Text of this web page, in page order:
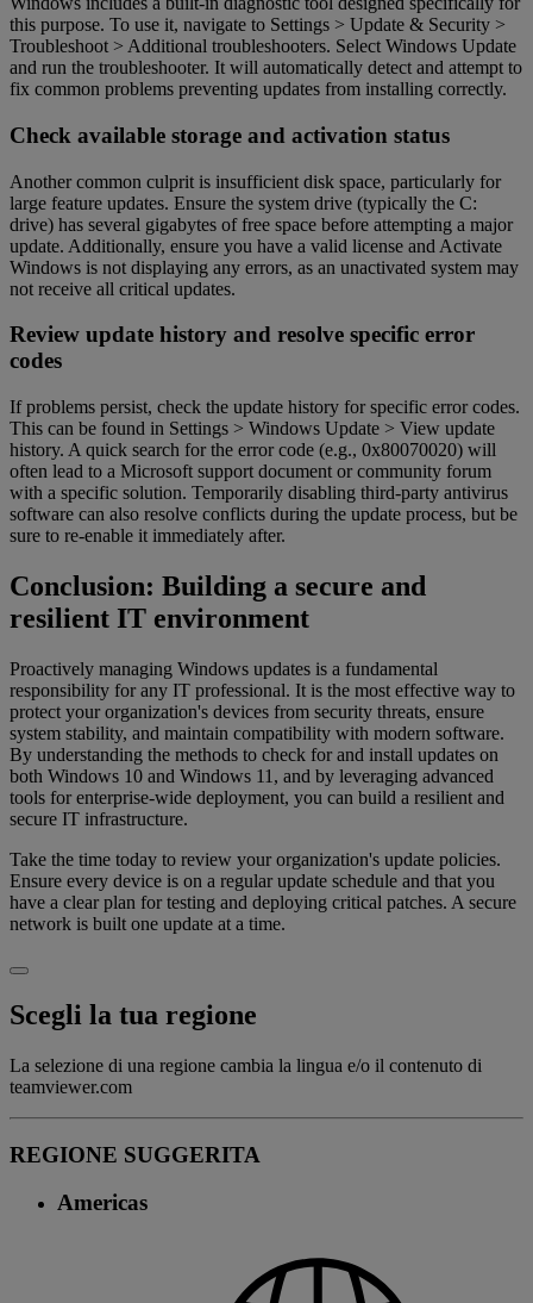
this purpose. To use it, navigate to Settings > Update & Security >
Troubleshoot > Additional troubleshooters. Select Windows Update
and run the troubleshooter. It will automatically detect and attempt to
fix common problems preventing updates from installing correctly.
Check available storage and activation status
Another common culprit is insufficient disk space, particularly for
large feature updates. Ensure the system drive (typically the C:
drive) has several gigabytes of free space before attempting a major
update. Additionally, ensure you have a valid license and Activate
Windows is not displaying any errors, as an unactivated system may
not receive all critical updates.
Review update history and resolve specific error
codes
If problems persist, check the update history for specific error codes.
This can be found in Settings > Windows Update > View update
history. A quick search for the error code (e.g., 0x80070020) will
often lead to a Microsoft support document or community forum
with a specific solution. Temporarily disabling third-party antivirus
software can also resolve conflicts during the update process, but be
sure to re-enable it immediately after.
Conclusion: Building a secure and
resilient IT environment
Proactively managing Windows updates is a fundamental
responsibility for any IT professional. It is the most effective way to
protect your organization's devices from security threats, ensure
system stability, and maintain compatibility with modern software.
By understanding the methods to check for and install updates on
both Windows 10 and Windows 11, and by leveraging advanced
tools for enterprise-wide deployment, you can build a resilient and
secure IT infrastructure.
Take the time today to review your organization's update policies.
Ensure every device is on a regular update schedule and that you
have a clear plan for testing and deploying critical patches. A secure
network is built one update at a time.
Scegli la tua regione
La selezione di una regione cambia la lingua e/o il contenuto di
teamviewer.com
REGIONE SUGGERITA
Americas